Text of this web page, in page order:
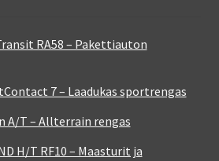
RA58 – Pakettiauton
7 – Laadukas sportrengas
A/T – Allterrain rengas
H/T RF10 – Maasturit ja